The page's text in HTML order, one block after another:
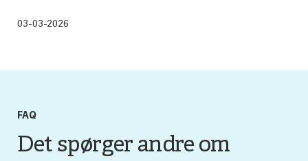
03-03-2026
FAQ
Det spørger andre om